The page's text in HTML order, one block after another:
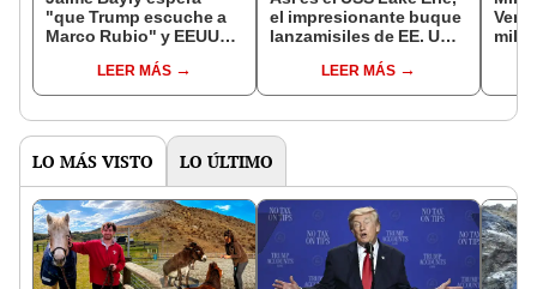
"que Trump escuche a
Marco Rubio" y EEUU
dictadura de Maduro en
Venezuela
LEER MÁS
el impresionante buque
lanzamisiles de EE. UU.
asustar a Maduro
LEER MÁS
LO MÁS VISTO LO ÚLTIMO